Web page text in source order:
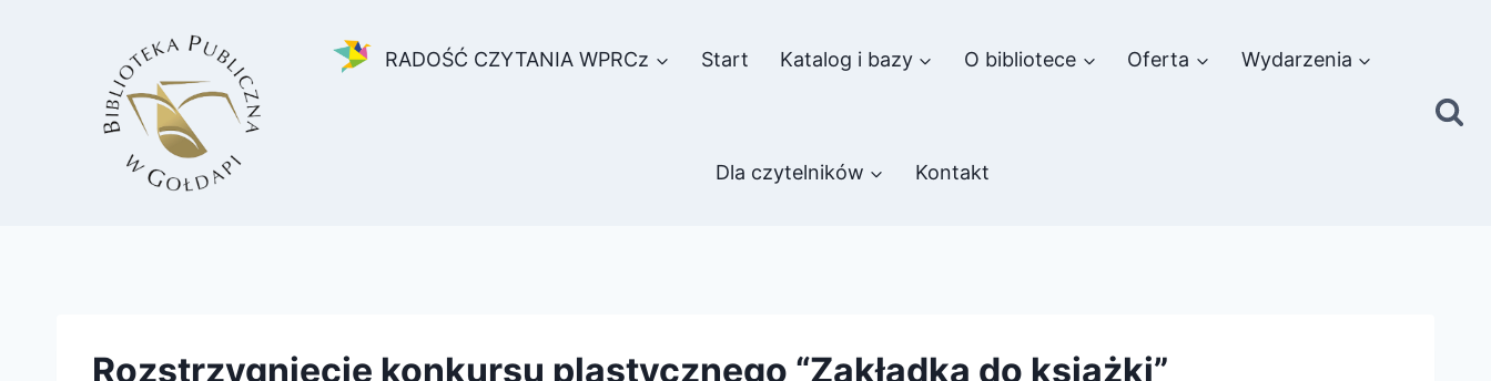
RADOŚĆ CZYTANIA WPRCz Start Katalog i bazy O bibliotece Oferta Wydarzenia
Dla czytelników Kontakt
Rozstrzygnięcie konkursu plastycznego “Zakładka do książki”